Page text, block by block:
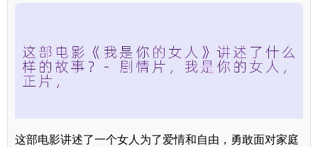
这部电影讲述了一个女人为了爱情和自由，勇敢面对家庭